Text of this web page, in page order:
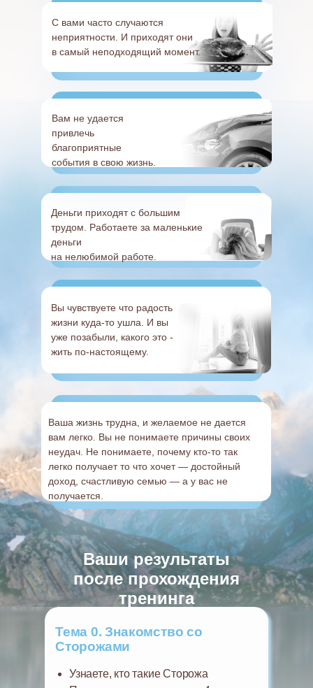
Вам не удается
привлечь
благоприятные
события в свою жизнь.
С вами часто случаются
неприятности. И приходят они
в самый неподходящий момент.
Деньги приходят с большим
трудом. Работаете за маленькие
деньги
на нелюбимой работе.
Вы чувствуете что радость
жизни куда-то ушла. И вы
уже позабыли, какого это -
жить по-настоящему.
Ваша жизнь трудна, и желаемое не дается
вам легко. Вы не понимаете причины своих
неудач. Не понимаете, почему кто-то так
легко получает то что хочет — достойный
доход, счастливую семью — а у вас не
получается.
Ваши результаты
после прохождения
тренинга
Тема 0. Знакомство со
Сторожами
Узнаете, кто такие Сторожа